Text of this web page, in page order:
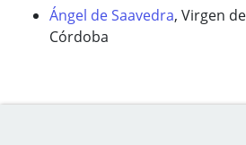
Ángel de Saavedra, Virgen
Córdoba